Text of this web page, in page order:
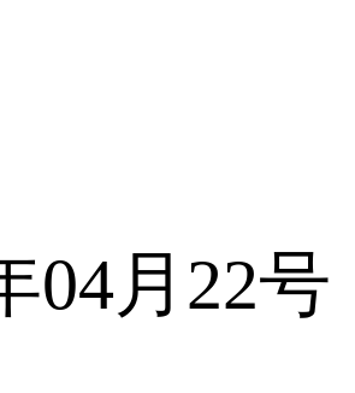
04月22号